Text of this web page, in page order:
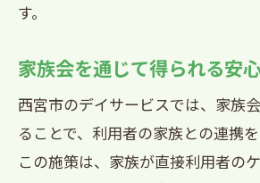
す。
家族会を通じて得られる安
西宮市のデイサービスでは、家族
ることで、利用者の家族との連携を
この施策は、家族が直接利用者の